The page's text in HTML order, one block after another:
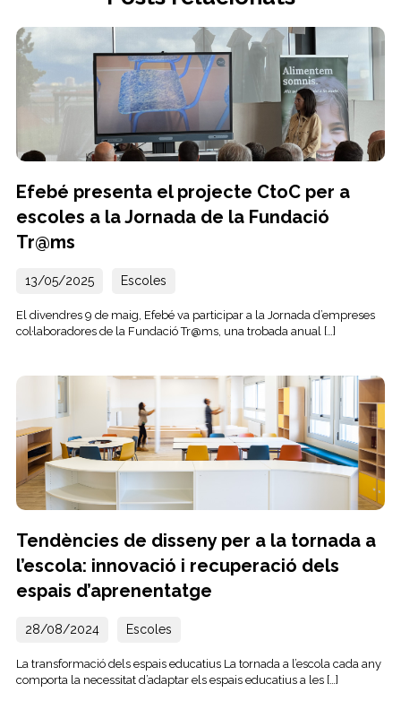
Efebé presenta el projecte CtoC per a
escoles a la Jornada de la Fundació
Tr@ms
13/05/2025 Escoles
El divendres 9 de maig, Efebé va participar a la Jornada d’empreses
col·laboradores de la Fundació Tr@ms, una trobada anual […]
Tendències de disseny per a la tornada a
l’escola: innovació i recuperació dels
espais d’aprenentatge
28/08/2024 Escoles
La transformació dels espais educatius La tornada a l’escola cada any
comporta la necessitat d’adaptar els espais educatius a les […]